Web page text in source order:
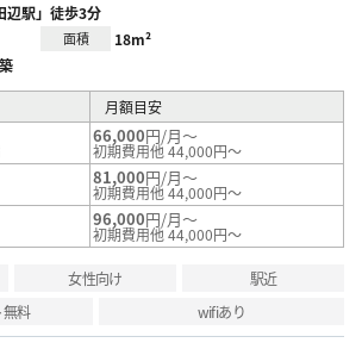
辺駅」徒歩3分
面積 18m²
月額目安
66,000円/月～
初期費用他 44,000円～
81,000円/月～
初期費用他 44,000円～
96,000円/月～
初期費用他 44,000円～
女性向け
駅近
無料
wifiあり